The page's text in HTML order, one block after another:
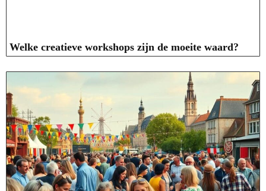
Welke creatieve workshops zijn de moeite waard?